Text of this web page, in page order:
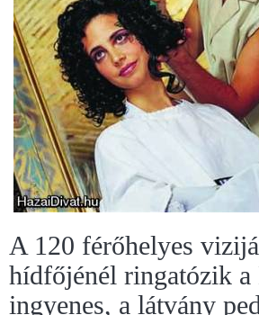
A 120 férőhelyes
hídfőjénél ringatózik a
ingyenes, a látvány